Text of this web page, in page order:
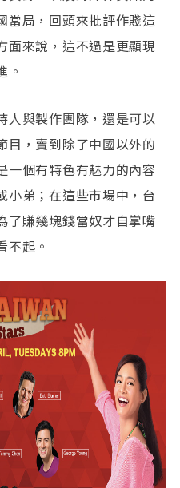
當局，回頭來批評作賤這
面來說，這不過是更顯現
。
人與製作團隊，還是可以
目，賣到除了中國以外的
一個有特色有魅力的內容
小弟；在這些市場中，台
了賺幾塊錢當奴才自掌嘴
不起。